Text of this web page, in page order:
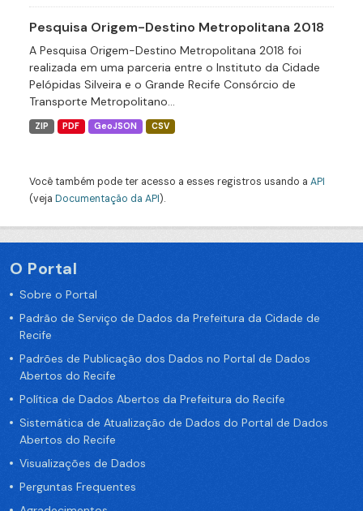
Pesquisa Origem-Destino Metropolitana 2018
A Pesquisa Origem-Destino Metropolitana 2018 foi
realizada em uma parceria entre o Instituto da Cidade
Pelópidas Silveira e o Grande Recife Consórcio de
Transporte Metropolitano...
ZIP PDF GeoJSON CSV
Você também pode ter acesso a esses registros usando a API
(veja Documentação da API).
O Portal
Sobre o Portal
Padrão de Serviço de Dados da Prefeitura da Cidade de
Recife
Padrões de Publicação dos Dados no Portal de Dados
Abertos do Recife
Política de Dados Abertos da Prefeitura do Recife
Sistemática de Atualização de Dados do Portal de Dados
Abertos do Recife
Visualizações de Dados
Perguntas Frequentes